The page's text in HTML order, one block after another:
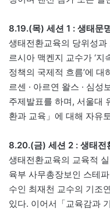
8.19.(목) 세션 1 : 생태문
생태전환교육의 당위성
르시아 맥켄지 교수가 ‘
정책의 국제적 흐름’에
르센 · 아르연 왈스 · 심
주제발표를 하며, 서울대
환과 교육」에 대해 자유
8.20.(금) 세션 2 : 생태전
생태전환교육의 교육적
육부 사무총장보인 스테
수인 최재천 교수의 기조
있다. 이어서「교육감과